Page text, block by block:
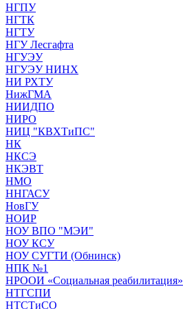
НГПУ
НГТК
НГТУ
НГУ Лесгафта
НГУЭУ
НГУЭУ НИНХ
НИ РХТУ
НижГМА
НИИДПО
НИРО
НИЦ "КВХТиПС"
НК
НКСЭ
НКЭВТ
НМО
ННГАСУ
НовГУ
НОИР
НОУ ВПО "МЭИ"
НОУ КСУ
НОУ СУГТИ (Обнинск)
НПК №1
НРООИ «Социальная реабилитация»
НТГСПИ
НТСТиСО